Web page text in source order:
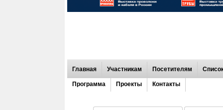
Главная Участникам Посетителям
Программа Проекты Контакты